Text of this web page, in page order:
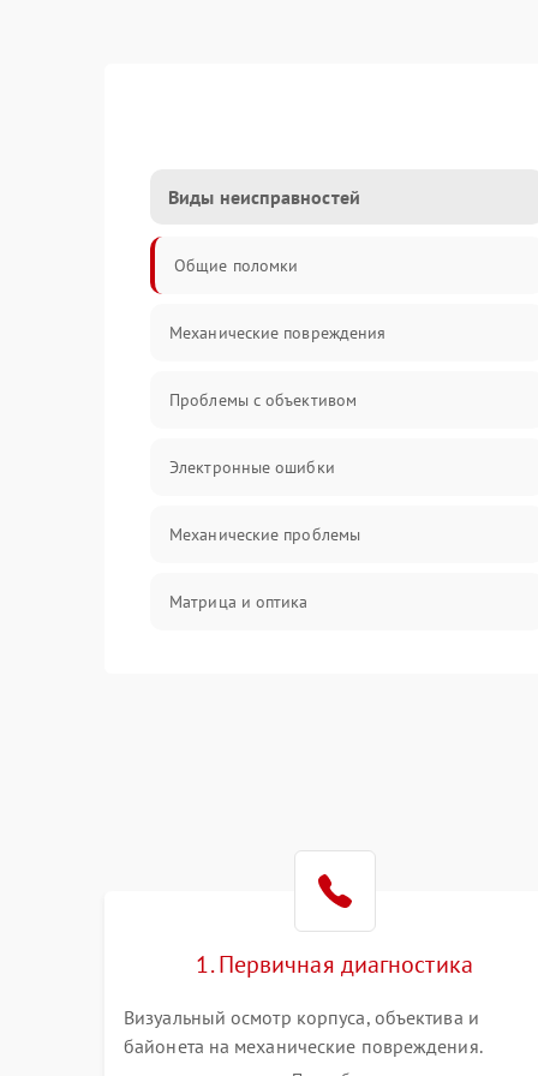
Виды неисправностей
Общие поломки
Механические повреждения
Проблемы с объективом
Электронные ошибки
Механические проблемы
Матрица и оптика
Коммуникации и интерфейсы
1. Первичная диагностика
Визуальный осмотр корпуса, объектива и
байонета на механические повреждения.